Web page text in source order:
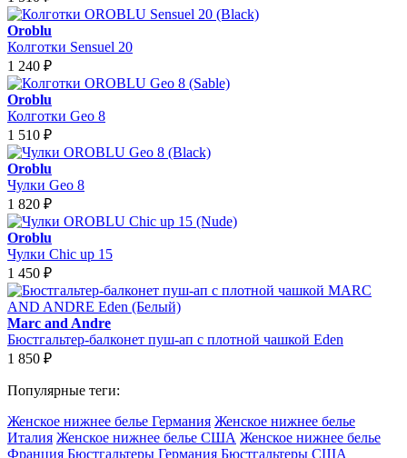
Oroblu
Колготки Sensuel 20
1 240 ₽
Oroblu
Колготки Geo 8
1 510 ₽
Oroblu
Чулки Geo 8
1 820 ₽
Oroblu
Чулки Chic up 15
1 450 ₽
Marc and Andre
Бюстгальтер-балконет пуш-ап с плотной чашкой Eden
1 850 ₽
Популярные теги:
Женское нижнее белье Германия Женское нижнее белье
Италия Женское нижнее белье США Женское нижнее белье
Франция Бюстгальтеры Германия Бюстгальтеры США